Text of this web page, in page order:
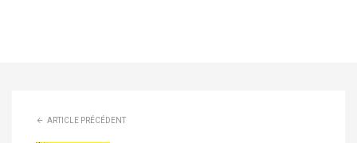
ARTICLE PRÉCÉDENT